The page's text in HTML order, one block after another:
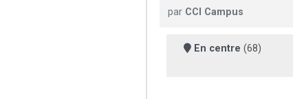
par CCI Campus
En centre (68)